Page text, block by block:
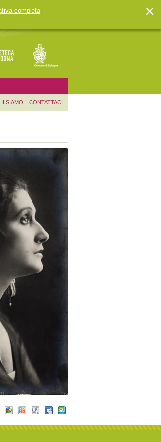
completa.
SIAMO CONTATTACI